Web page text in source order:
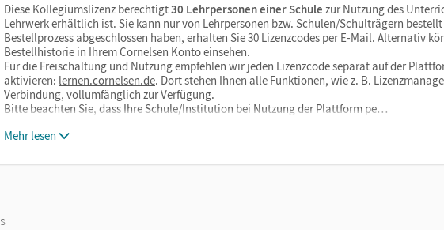
Diese Kollegiumslizenz berechtigt30 Lehrpersonen einer Schule zur Nutzung des
Lehrwerk erhältlich ist. Sie kann nur von Lehrpersonen bzw. Schulen/Schulträgern
Bestellprozess abgeschlossen haben, erhalten Sie 30 Lizenzcodes per E-Mail. Alternativ
Bestellhistorie in Ihrem Cornelsen Konto einsehen.
Für die Freischaltung und Nutzung empfehlen wir jeden Lizenzcode separat auf der
aktivieren: lernen.cornelsen.de. Dort stehen Ihnen alle Funktionen, wie z. B.
Verbindung, vollumfänglich zur Verfügung.
Bitte beachten Sie, dass Ihre Schule/Institution bei Nutzung der Plattform pe…
Mehr lesen